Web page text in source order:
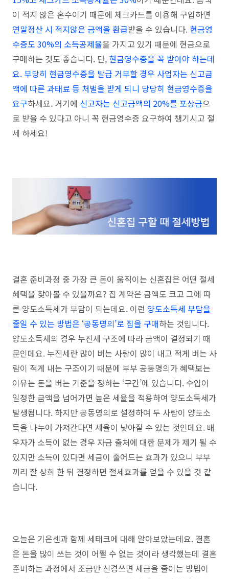
이 적지 않은 혼수이기 때문에 체크카드를 이용해 구입하면
연말정산 시 적지않은 금액을 환급받을 수 있습니다. 현금영
수증도 30%의 소득공제율을 가지고 있기 때문에 현금으로
구매하는 것도 좋습니다. 단, 현금영수증을 꼭 받아야 하는데
요. 부당히 현금영수증을 발급 거부할 경우 사업자는 신고금
액에 따른 과태료 등 처벌을 받게 되니 당당히 현금영수증을
요구하세요. 거기에 신고자는 신고금액의 20%를 포상금으
로 받을 수 있다고 아니 꼭 현금영수증 요구하여 챙기시고 절
세 하세요!
결혼 준비과정 중 가장 큰 돈이 움직이는 신혼집은 어떤 절세
혜택을 찾아볼 수 있을까요? 집 계약은 금액도 크고 그에 따
른 양도소득세가 부담이 되는데요. 이런 양도소득세 부담을
줄일 수 있는 방법은 ‘공동명의’로 집을 구매하는 것입니다.
양도소득세의 경우 누진세 구조에 따라 금액이 결정되기 때
문인데요. 누진세란 많이 버는 사람이 많이 내고 적게 버는 사
람이 적게 내는 구조이기 때문에 부부 공동명의가 혜택보는
이유는 돈을 버는 기준을 정하는 ‘구간’에 있습니다. 수입이
일정한 금액을 넘어가면 높은 세율을 적용하여 양도소득세가
발생됩니다. 하지만 공동명의로 설정하여 두 사람이 양도소
득을 나누어 가져간다면 세율이 낮아질 수 있는 것인데요. 배
우자가 소득이 없는 경우 자금 출처에 대한 문제가 제기 될 수
있지만 소득이 있다면 세금이 줄어드는 효과가 있으니 부부
끼리 잘 상희 한 뒤 결정하면 절세효과를 얻을 수 있을 것 같
습니다.
오늘은 기은센과 함께 세태크에 대해 알아보았는데요. 결혼
은 돈을 많이 쓰는 것이 어쩔 수 없는 것이라 생각했는데 결혼
준비하는 과정에서 조금만 신경쓰면 세금을 줄이는 방법이